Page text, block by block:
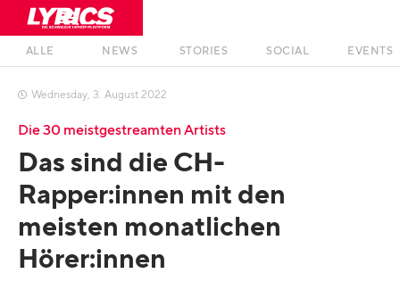
ALLE NEWS STORIES SOCIAL EVENTS
 Wednesday, 3. August 2022
Die 30 meistgestreamten Artists
Das sind die CH-
Rapper:innen mit den
meisten monatlichen
Hörer:innen